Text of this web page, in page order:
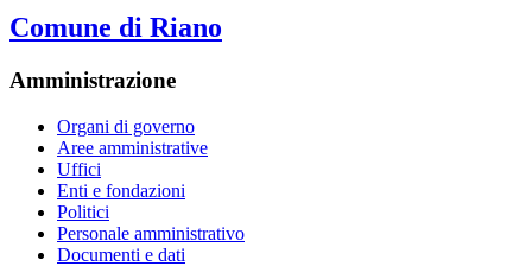
Comune di Riano
Amministrazione
Organi di governo
Aree amministrative
Uffici
Enti e fondazioni
Politici
Personale amministrativo
Documenti e dati